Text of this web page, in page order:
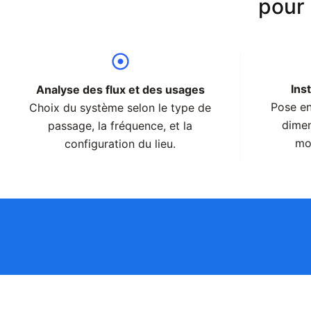
pour
Analyse des flux et des usages
Choix du système selon le type de
passage, la fréquence, et la
configuration du lieu.
Pose